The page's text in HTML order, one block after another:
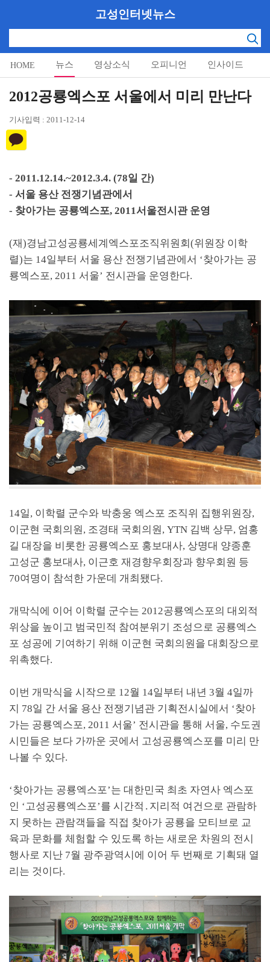
고성인터넷뉴스
HOME 뉴스 영상소식 오피니언 인사이드
알림마당
2012공룡엑스포 서울에서 미리 만난다
기사입력 : 2011-12-14
- 2011.12.14.~2012.3.4. (78일 간)
- 서울 용산 전쟁기념관에서
- 찾아가는 공룡엑스포, 2011서울전시관 운영
(재)경남고성공룡세계엑스포조직위원회(위원장 이학
렬)는 14일부터 서울 용산 전쟁기념관에서 ‘찾아가는 공
룡엑스포, 2011 서울’ 전시관을 운영한다.
14일, 이학렬 군수와 박충웅 엑스포 조직위 집행위원장,
이군현 국회의원, 조경태 국회의원, YTN 김백 상무, 엄홍
길 대장을 비롯한 공룡엑스포 홍보대사, 상명대 양종훈
고성군 홍보대사, 이근호 재경향우회장과 향우회원 등
70여명이 참석한 가운데 개최됐다.
개막식에 이어 이학렬 군수는 2012공룡엑스포의 대외적
위상을 높이고 범국민적 참여분위기 조성으로 공룡엑스
포 성공에 기여하기 위해 이군현 국회의원을 대회장으로
위촉했다.
이번 개막식을 시작으로 12월 14일부터 내년 3월 4일까
지 78일 간 서울 용산 전쟁기념관 기획전시실에서 ‘찾아
가는 공룡엑스포, 2011 서울’ 전시관을 통해 서울, 수도권
시민들은 보다 가까운 곳에서 고성공룡엑스포를 미리 만
나볼 수 있다.
‘찾아가는 공룡엑스포’는 대한민국 최초 자연사 엑스포
인 ‘고성공룡엑스포’를 시간적․지리적 여건으로 관람하
지 못하는 관람객들을 직접 찾아가 공룡을 모티브로 교
육과 문화를 체험할 수 있도록 하는 새로운 차원의 전시
행사로 지난 7월 광주광역시에 이어 두 번째로 기획돼 열
리는 것이다.